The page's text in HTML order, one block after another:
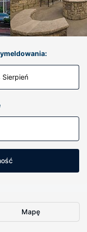
Sierpień
Mapę